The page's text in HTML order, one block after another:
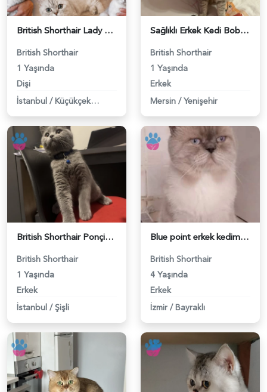
British Shorthair Lady kociş arıyor - 118984656
British Shorthair
1 Yaşında
Dişi
İstanbul / Küçükçekmece
Sağlıklı Erkek Kedi Bobi’ye Eş Aranıyor - 118984657
British Shorthair
1 Yaşında
Erkek
Mersin / Yenişehir
British Shorthair Ponçiğim Eş Arıyor - 118984654
British Shorthair
1 Yaşında
Erkek
İstanbul / Şişli
Blue point erkek kedimize dişi eş arıyoruz - 118984655
British Shorthair
4 Yaşında
Erkek
İzmir / Bayraklı